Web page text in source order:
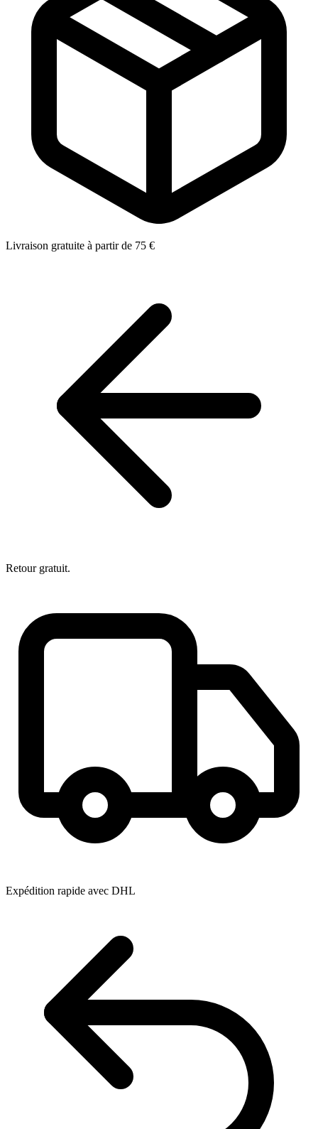
Livraison gratuite à partir de 75 €
Retour gratuit.
Expédition rapide avec DHL